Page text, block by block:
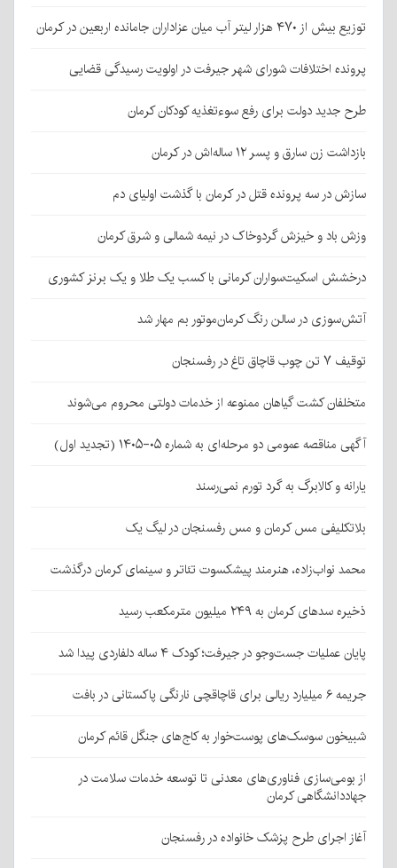
توزیع بیش از ۴۷۰ هزار لیتر آب میان عزاداران جامانده اربعین در کرمان
پرونده اختلافات شورای شهر جیرفت در اولویت رسیدگی قضایی
طرح جدید دولت برای رفع سوءتغذیه کودکان کرمان
بازداشت زن سارق و پسر ۱۲ ساله‌اش در کرمان
سازش در سه پرونده قتل در کرمان با گذشت اولیای دم
وزش باد و خیزش گردوخاک در نیمه شمالی و شرق کرمان
درخشش اسکیت‌سواران کرمانی با کسب یک طلا و یک برنز کشوری
آتش‌سوزی در سالن رنگ کرمان‌موتور بم مهار شد
توقیف ۷ تن چوب قاچاق تاغ در رفسنجان
متخلفان کشت گیاهان ممنوعه از خدمات دولتی محروم می‌شوند
آگهی مناقصه عمومی دو مرحله‌ای به شماره ۰۵-۱۴۰۵ (تجدید اول)
یارانه و کالابرگ به گرد تورم نمی‌رسند
بلاتکلیفی مس کرمان و مس رفسنجان در لیگ یک
محمد نواب‌زاده، هنرمند پیشکسوت تئاتر و سینمای کرمان درگذشت
ذخیره سدهای کرمان به ۲۴۹ میلیون مترمکعب رسید
پایان عملیات جست‌وجو در جیرفت؛ کودک ۴ ساله دلفاردی پیدا شد
جریمه ۶ میلیارد ریالی برای قاچاقچی نارنگی پاکستانی در بافت
شبیخون سوسک‌های پوست‌خوار به کاج‌های جنگل قائم کرمان
از بومی‌سازی فناوری‌های معدنی تا توسعه خدمات سلامت در
جهاددانشگاهی کرمان
آغاز اجرای طرح پزشک خانواده در رفسنجان